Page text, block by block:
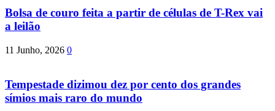
Bolsa de couro feita a partir de células de T-Rex vai
a leilão
11 Junho, 2026 0
Tempestade dizimou dez por cento dos grandes
símios mais raro do mundo